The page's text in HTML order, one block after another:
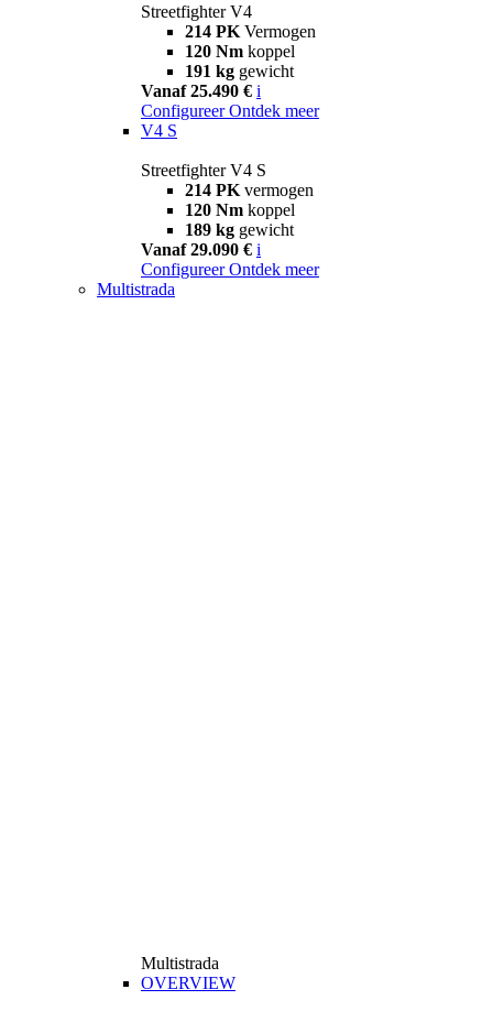
Streetfighter V4
214 PK Vermogen
120 Nm koppel
191 kg gewicht
Vanaf 25.490 € i
Configureer Ontdek meer
V4 S
Streetfighter V4 S
214 PK vermogen
120 Nm koppel
189 kg gewicht
Vanaf 29.090 € i
Configureer Ontdek meer
Multistrada
Multistrada
OVERVIEW